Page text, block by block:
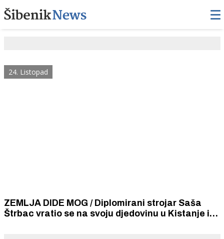
24. Listopad
ZEMLJA DIDE MOG / Diplomirani strojar Saša
Štrbac vratio se na svoju djedovinu u Kistanje i